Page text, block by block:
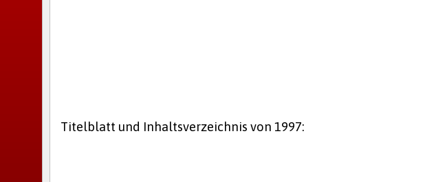
Titelblatt und Inhaltsverzeichnis von 1997: